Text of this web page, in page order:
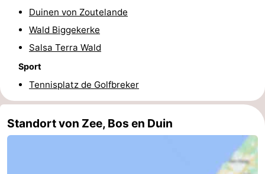
Duiveland
Renesse
Brouwershaven
Bruinisse
Zierikzee
-
Duinen von Zoutelande
Wald Biggekerke
Salsa Terra Wald
Sport
Tennisplatz de Golfbreker
Standort von Zee, Bos en Duin